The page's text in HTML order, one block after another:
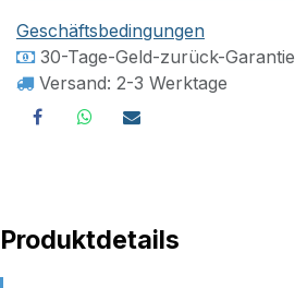
Geschäftsbedingungen
30-Tage-Geld-zurück-Garantie
Versand: 2-3 Werktage
Produktdetails